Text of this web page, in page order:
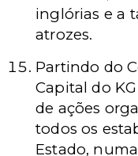
inglórias e a
atrozes.
Partindo do
Capital do
de ações
todos os
Estado,